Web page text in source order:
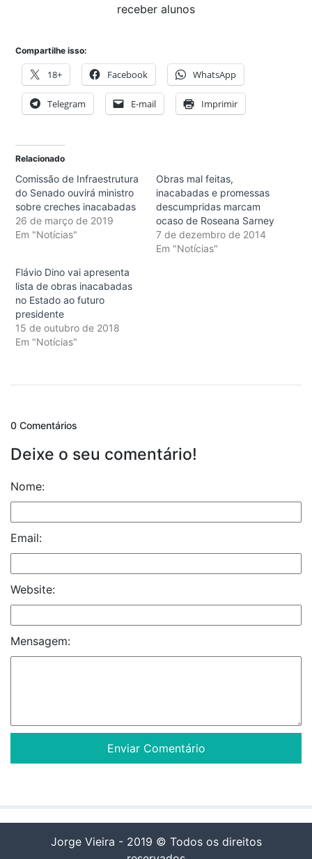
receber alunos
Compartilhe isso:
18+ Facebook WhatsApp
Telegram E-mail Imprimir
Relacionado
Comissão de Infraestrutura
do Senado ouvirá ministro
sobre creches inacabadas
26 de março de 2019
Em "Notícias"
Obras mal feitas,
inacabadas e promessas
descumpridas marcam
ocaso de Roseana Sarney
7 de dezembro de 2014
Em "Notícias"
Flávio Dino vai apresenta
lista de obras inacabadas
no Estado ao futuro
presidente
15 de outubro de 2018
Em "Notícias"
0 Comentários
Deixe o seu comentário!
Nome:
Email:
Website:
Mensagem:
Jorge Vieira - 2019 © Todos os direitos